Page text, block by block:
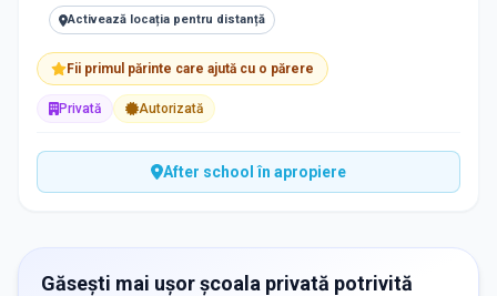
Activează locația pentru distanță
Fii primul părinte care ajută cu o părere
Privată Autorizată
After school în apropiere
Găsești mai ușor școala privată potrivită